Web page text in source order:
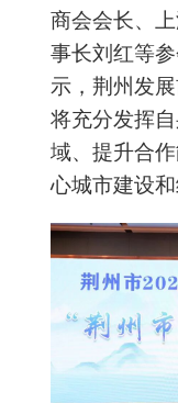
商会会长、
事长刘红等
示，荆州发
将充分发挥
域、提升合
心城市建设